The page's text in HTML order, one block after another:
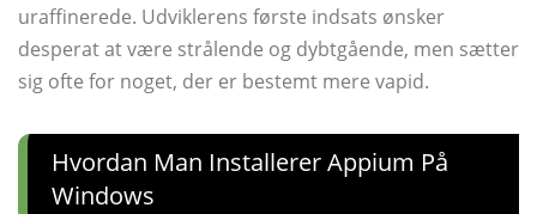
uraffinerede. Udviklerens første indsats ønsker
desperat at være strålende og dybtgående, men sætter
sig ofte for noget, der er bestemt mere vapid.
Hvordan Man Installerer Appium På
Windows